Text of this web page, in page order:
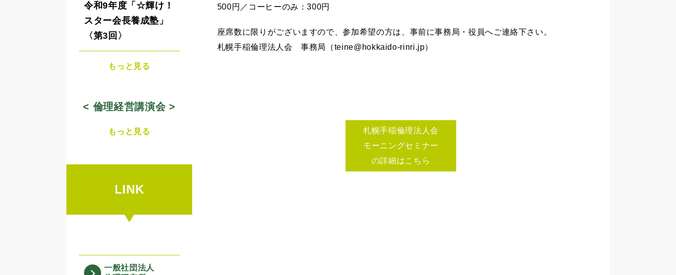
500円／コーヒーのみ：300円
座席数に限りがございますので、参加希望の方は、事前に事務局・役員へご連絡下さい。
札幌手稲倫理法人会 事務局（teine@hokkaido-rinri.jp）
札幌手稲倫理法人会
モーニングセミナー
の詳細はこちら
令和9年度「☆輝け！
スター会長養成塾」
〈第3回〉
もっと見る
< 倫理経営講演会 >
もっと見る
LINK
一般社団法人